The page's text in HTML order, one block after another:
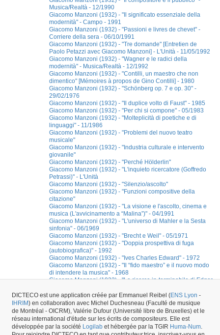
Musica/Realtà - 12/1990
Giacomo Manzoni (1932) - "Il significato essenziale della
modernità" - Campo - 1991
Giacomo Manzoni (1932) - "Passioni e livres de chevet" -
Corriere della sera - 06/10/1991
Giacomo Manzoni (1932) - "Tre domande" [Entretien de
Paolo Petazzi avec Giacomo Manzoni] - L'Unità - 11/05/1992
Giacomo Manzoni (1932) - "Wagner e le radici della
modernità" - Musica/Realtà - 12/1992
Giacomo Manzoni (1932) - "Contilli, un maestro che non
dimentico" [Mémoires à propos de Gino Contilli] - 1980
Giacomo Manzoni (1932) - "Schönberg op. 7 e op. 30" -
29/02/1976
Giacomo Manzoni (1932) - "Il duplice volto di Faust" - 1985
Giacomo Manzoni (1932) - "Per chi si compone" - 05/1983
Giacomo Manzoni (1932) - "Molteplicità di poetiche e di
linguaggi" - 11/1986
Giacomo Manzoni (1932) - "Problemi del nuovo teatro
musicale"
Giacomo Manzoni (1932) - "Industria culturale e intervento
giovanile"
Giacomo Manzoni (1932) - "Perché Hölderlin"
Giacomo Manzoni (1932) - "L'inquieto ricercatore (Goffredo
Petrassi)" - L'Unità
Giacomo Manzoni (1932) - "Silenzio/ascolto"
Giacomo Manzoni (1932) - "Funzioni compositive della
citazione"
Giacomo Manzoni (1932) - "La visione e l'ascolto, cinema e
musica (L'avvicinamento a “Malina”)" - 04/1991
Giacomo Manzoni (1932) - "L'universo di Mahler e la Sesta
sinfonia" - 06/1969
Giacomo Manzoni (1932) - "Brecht e Weil" - 05/1971
Giacomo Manzoni (1932) - "Doppia prospettiva di fuga
(autobiografica)" - 1992
Giacomo Manzoni (1932) - "Ives Charles Edward" - 1972
Giacomo Manzoni (1932) - "Il “fido maestro” e il nuovo modo
di intendere la musica" - 1968
Giacomo Manzoni (1932) - "La ricerca in-terminabile di Edgar
Giacomo Manzoni (1932) - "Musica e poesia" - Rinascita
Giacomo Manzoni (1932) - "La lezione di Adorno nell'epoca
delle neoavanguardie" - 1979
DICTECO est une application créée par Emmanuel Reibel (ENS Lyon -
IHRIM) en collaboration avec Michel Duchesneau (Faculté de musique
de Montréal - OICRM), Valérie Dufour (Université libre de Bruxelles) et le
réseau international d'étude sur les écrits de compositeurs. Elle est
développée par la société Logilab et hébergée par la TGIR Huma-Num